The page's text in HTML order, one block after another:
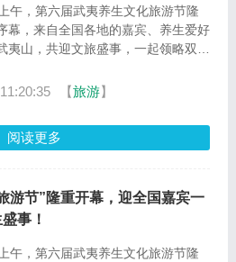
午，第六届武夷养生文化旅游节隆
幕，来自全国各地的嘉宾、养生爱好
夷山，共迎文旅盛事，一起领略双世
的独特魅力。 本次活动由中新国京
国农工民主党福建省文化健康支部委
主办；福建元生泰医药股份有限公
【旅游】
阅读更多
游节”隆重开幕，迎全国嘉宾一
事！
午，第六届武夷养生文化旅游节隆